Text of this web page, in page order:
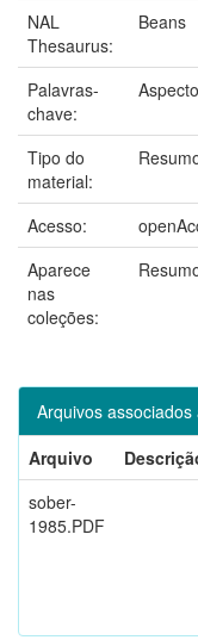
NAL
Thesaurus:
Beans
Palavras-
chave:
Tipo do
material:
Acesso:
Aparece
nas
coleções:
Arquivos associados
Arquivo
sober-
1985.PDF